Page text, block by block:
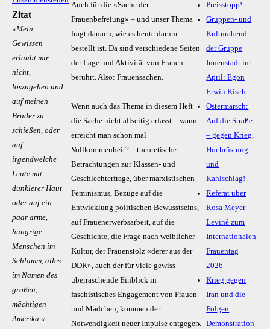
Zitat
»Mein
Gewissen
erlaubt mir
nicht,
loszugehen und
auf meinen
Bruder zu
schießen, oder
auf
irgendwelche
Leute mit
dunklerer Haut
oder auf ein
paar arme,
hungrige
Menschen im
Schlamm, alles
im Namen des
großen,
mächtigen
Amerika.«
Auch für die «Sache der
Frauenbefreiung» – und unser Thema
fragt danach, wie es heute darum
bestellt ist. Da sind verschiedene Seiten
der Lage und Aktivität von Frauen
berührt. Also: Frauensachen.
Wenn auch das Thema in diesem Heft
die Sache nicht allseitig erfasst – wann
erreicht man schon mal
Vollkommenheit? – theoretische
Betrachtungen zur Klassen- und
Geschlechterfrage, über marxistischen
Feminismus, Bezüge auf die
Entwicklung politischen Bewusstseins,
auf Frauenerwerbsarbeit, auf die
Geschichte, die Frage nach weiblicher
Kultur, der Frauenstolz «derer aus der
DDR», auch der für viele gewiss
überraschende Einblick in
faschistisches Engagement von Frauen
und Mädchen, kommen der
Notwendigkeit neuer Impulse entgegen.
Preisstopp!
Gruppen- und
Kulturabend
der Gruppe
Innenstadt im
April: Egon
Erwin Kisch
Ostermarsch:
Auf die Straße
– gegen Krieg,
Hochrüstung
und
Kahlschlag!
Referat über
Rosa Meyer-
Leviné zum
Internationalen
Frauentag
2026
Krieg gegen
Iran und die
Folgen
Demonstration